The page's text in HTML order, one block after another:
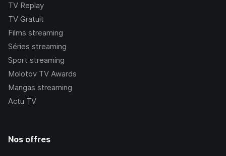
TV Replay
TV Gratuit
Films streaming
Séries streaming
Sport streaming
Molotov TV Awards
Mangas streaming
Actu TV
Nos offres